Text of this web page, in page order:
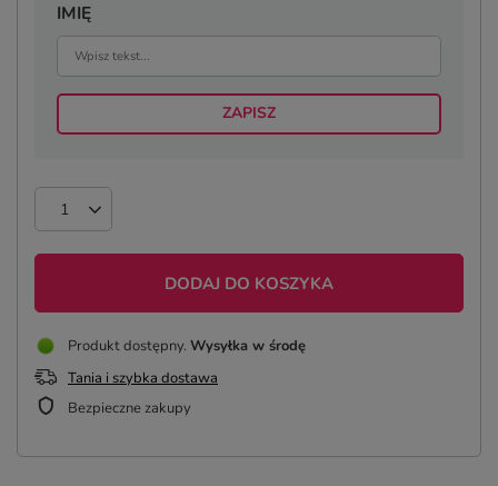
IMIĘ
ZAPISZ
DODAJ DO KOSZYKA
Produkt dostępny Wysyłka w środę
Tania i szybka dostawa
Bezpieczne zakupy